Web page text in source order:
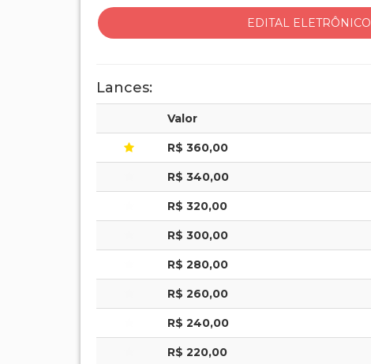
EDITAL ELETRÔNICO
Lances:
Valor
R$ 360,00
R$ 340,00
R$ 320,00
R$ 300,00
R$ 280,00
R$ 260,00
R$ 240,00
R$ 220,00